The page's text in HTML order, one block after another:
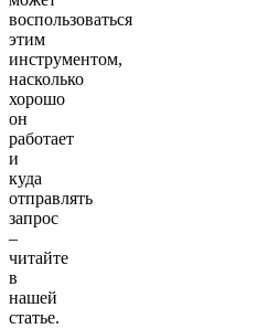
воспользоваться
этим
инструментом,
насколько
хорошо
он
работает
и
куда
отправлять
запрос
–
читайте
в
нашей
статье.